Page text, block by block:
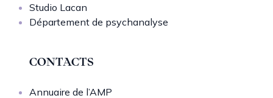
Studio Lacan
Département de psychanalyse
CONTACTS
Annuaire de l’AMP